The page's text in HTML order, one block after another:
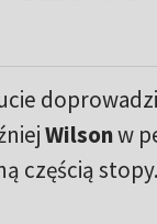
Wilsonw
częścią